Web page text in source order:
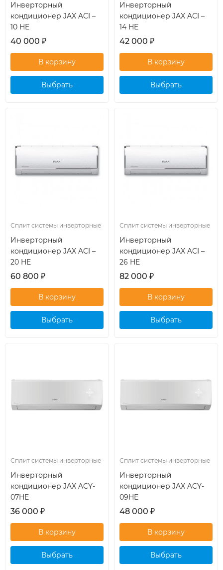
Инверторный
кондиционер JAX ACI –
10 HE
40 000 ₽
Выбрать
Инверторный
кондиционер JAX ACI –
14 HE
42 000 ₽
Выбрать
Сплит системы инверторные
Инверторный
кондиционер JAX ACI –
20 HE
60 800 ₽
Выбрать
Сплит системы инверторные
Инверторный
кондиционер JAX ACI –
26 HE
82 000 ₽
Выбрать
Сплит системы инверторные
Инверторный
кондиционер JAX ACY-
07HE
36 000 ₽
Выбрать
Сплит системы инверторные
Инверторный
кондиционер JAX ACY-
09HE
48 000 ₽
Выбрать